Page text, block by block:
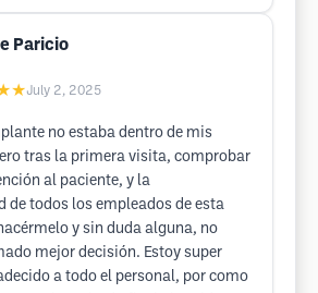
Paricio
July 2, 2025
no estaba dentro de mis
tras la primera visita, comprobar
al paciente, y la
de todos los empleados de esta
y sin duda alguna, no
mejor decisión. Estoy super
a todo el personal, por como